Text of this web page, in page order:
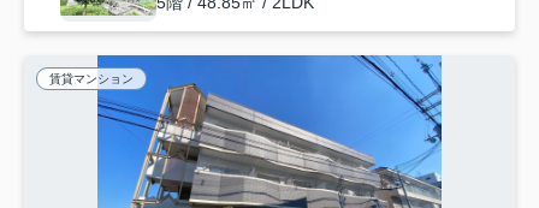
賃貸マンション